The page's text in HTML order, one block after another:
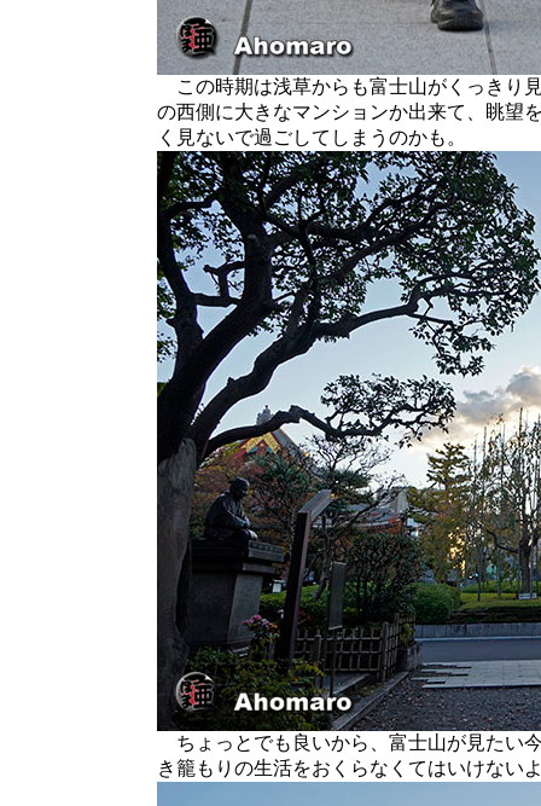
この時期は浅草からも富士山がくっきり
の西側に大きなマンションか出来て、眺望
く見ないで過ごしてしまうのかも。
ちょっとでも良いから、富士山が見たい
き籠もりの生活をおくらなくてはいけない